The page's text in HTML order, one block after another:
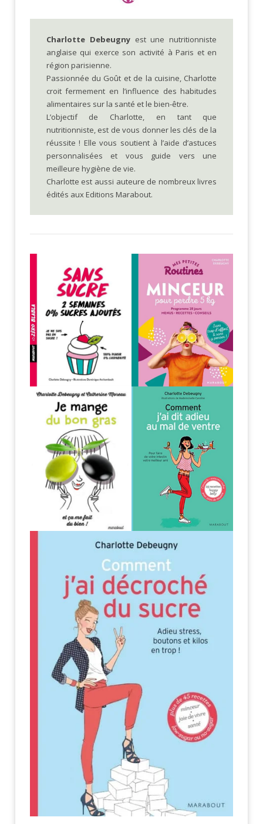
Charlotte Debeugnyest une nutritionniste
anglaise qui exerce son activité à Paris et en
région parisienne.
Passionnée du Goût et de la cuisine, Charlotte
croit fermement en l’influence des habitudes
alimentaires sur la santé et le bien-être.
L’objectif de Charlotte, en tant que
nutritionniste, est de vous donner les clés de la
réussite ! Elle vous soutient à l’aide d’astuces
personnalisées et vous guide vers une
meilleure hygiène de vie.
Charlotte est aussi auteure de nombreux livres
édités aux Editions Marabout.